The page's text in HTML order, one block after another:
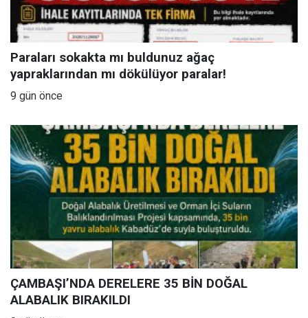
Paraları sokakta mı buldunuz ağaç
yapraklarından mı dökülüyor paralar!
9 gün önce
ÇAMBAŞI’NDA DERELERE 35 BİN DOĞAL
ALABALIK BIRAKILDI